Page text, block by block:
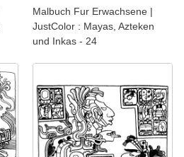
Malbuch Fur Erwachsene |
JustColor : Mayas, Azteken
und Inkas - 24